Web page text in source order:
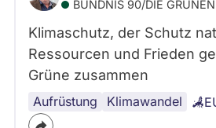
BÜNDNIS 90/­DIE GRÜNEN
Klimaschutz, der Schutz
Ressourcen und Frieden
Grüne zusammen
Aufrüstung Klimawandel